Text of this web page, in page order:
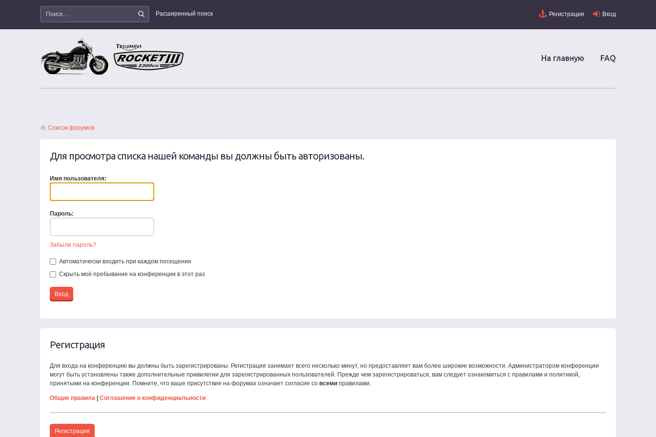
Регистрация Вход
Расширенный поиск
На главную FAQ
Список форумов
Для просмотра списка нашей команды вы должны быть авторизованы.
Имя пользователя:
Пароль:
Забыли пароль?
Автоматически входить при каждом посещении
Скрыть моё пребывание на конференции в этот раз
Регистрация
Для входа на конференцию вы должны быть зарегистрированы. Регистрация занимает всего несколько минут, но предоставляет вам более широкие возможности. Администратором конференции
могут быть установлены также дополнительные привилегии для зарегистрированных пользователей. Прежде чем зарегистрироваться, вам следует ознакомиться с правилами и политикой,
принятыми на конференции. Помните, что ваше присутствие на форумах означает согласие со всеми правилами.
Общие правила Соглашение о конфиденциальности
Регистрация